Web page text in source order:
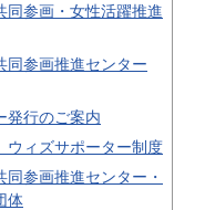
同参画・女性活躍推進
同参画推進センター
発行のご案内
ウィズサポーター制度
同参画推進センター・
体